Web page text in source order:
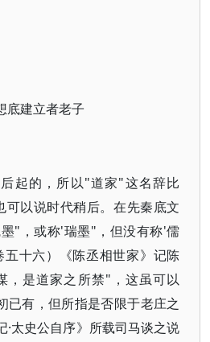
建立者老子
起的，所以"道家"这名辞比
以说时代稍后。在先秦底文
"，或称'瑞墨"，但没有称'儒
十六）《陈丞相世家》记陈
，是道家之所禁"，这虽可以
已有，但所指是否限于老庄之
·太史公自序》所载司马谈之说